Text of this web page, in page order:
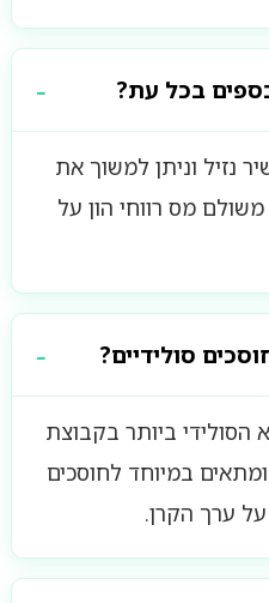
בכל עת?
נזיל וניתן למשוך את
מס רווחי הון על
סולידיים?
הסולידי ביותר בקבוצת
במיוחד לחוסכים
ערך הקרן.